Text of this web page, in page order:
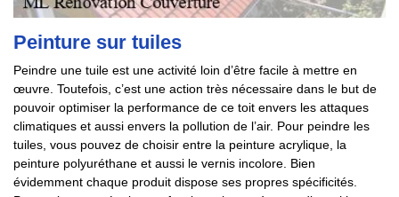
Peinture sur tuiles
Peindre une tuile est une activité loin d’être facile à mettre en
œuvre. Toutefois, c’est une action très nécessaire dans le but de
pouvoir optimiser la performance de ce toit envers les attaques
climatiques et aussi envers la pollution de l’air. Pour peindre les
tuiles, vous pouvez de choisir entre la peinture acrylique, la
peinture polyuréthane et aussi le vernis incolore. Bien
évidemment chaque produit dispose ses propres spécificités.